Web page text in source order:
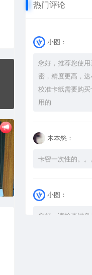
热门评论
小图：
您好，推荐您使
密，精度更高，
校准卡纸需要购
用的
木本悠：
卡密一次性的。。
小图：
您好，请检查键